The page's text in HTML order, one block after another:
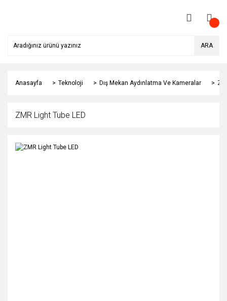
ARA
Anasayfa Teknoloji Dış Mekan Aydınlatma Ve Kameralar
ZMR Light Tube LED